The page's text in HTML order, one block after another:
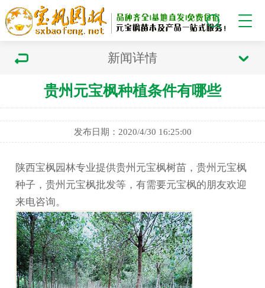
新闻详情
贵州元宝枫种植条件有哪些
发布日期：2020/4/30 16:25:00
陕西宝枫园林专业提供贵州元宝枫树苗，贵州元宝枫
种子，贵州元宝枫批发等，有需要元宝枫的朋友欢迎
来电咨询。